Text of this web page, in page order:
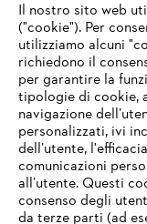
L’azienda
Il nostro sito web
("cookie"). Per
utilizziamo alcuni
richiedono il
per garantire la
tipologie di cookie,
navigazione
personalizzati, ivi
dell’utente,
comunicazioni
all’utente. Questi
consenso degli
da terze parti (ad